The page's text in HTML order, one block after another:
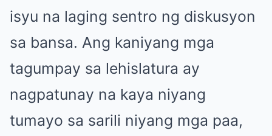
isyu na laging sentro ng diskusyon
sa bansa. Ang kaniyang mga
tagumpay sa lehislatura ay
nagpatunay na kaya niyang
tumayo sa sarili niyang mga paa,